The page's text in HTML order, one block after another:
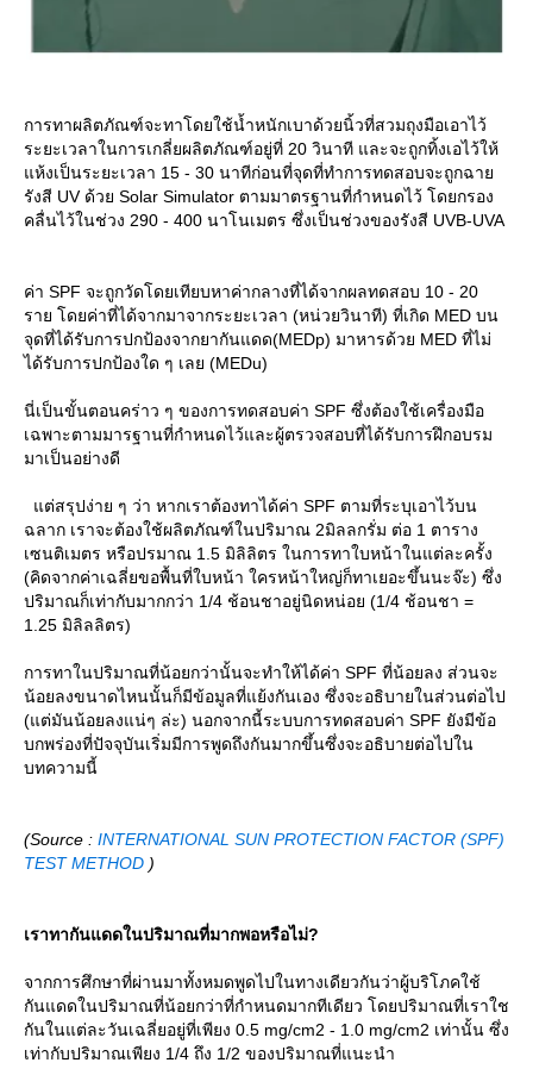
การทาผลิตภัณฑ์จะทาโดยใช้น้ำหนักเบาด้วยนิ้วที่สวมถุงมือเอาไว้
ระยะเวลาในการเกลี่ยผลิตภัณฑ์อยู่ที่ 20 วินาที และจะถูกทิ้งเอไว้ให้
ห้งเป็นระยะเวลา 15 - 30 นาทีก่อนที่จุดที่ทำการทดสอบจะถูกฉา
รังสี UV ด้วย Solar Simulator ตามมาตรฐานที่กำหนดไว้ โดยกรอง
คลื่นไว้ในช่วง 290 - 400 นาโนเมตร ซึ่งเป็นช่วงของรังสี UVB-UVA
ค่า SPF จะถูกวัดโดยเทียบหาค่ากลางที่ได้จากผลทดสอบ 10 - 20
ราย โดยค่าที่ได้จากมาจากระยะเวลา (หน่วยวินาที) ที่เกิด MED บน
จุดที่ได้รับการปกป้องจากยากันแดด(MEDp) มาหารด้วย MED ที่ไม่
ได้รับการปกป้องใด ๆ เลย (MEDu)
นี่เป็นขั้นตอนคร่าว ๆ ของการทดสอบค่า SPF ซึ่งต้องใช้เครื่องมือ
เฉพาะตามมารฐานที่กำหนดไว้และผู้ตรวจสอบที่ได้รับการฝึกอบรม
มาเป็นอย่างดี
ต่สรุปง่าย ๆ ว่า หากเราต้องทาได้ค่า SPF ตามที่ระบุเอาไว้บน
ฉลาก เราจะต้องใช้ผลิตภัณฑ์ในปริมาณ 2มิลลกรั่ม ต่อ 1 ตาราง
เซนติเมตร หรือปรมาณ 1.5 มิลิลิตร ในการทาใบหน้าในแต่ละครั้ง
(คิดจากค่าเฉลี่ยขอพื้นที่ใบหน้า ใครหน้าใหญ่ก็ทาเยอะขึ้นนะจ๊ะ) ซึ่ง
ปริมาณก็เท่ากับมากกว่า 1/4 ช้อนชาอยู่นิดหน่อย (1/4 ช้อนชา =
1.25 มิลิลลิตร)
การทาในปริมาณที่น้อยกว่านั้นจะทำให้ได้ค่า SPF ที่น้อยลง ส่วนจะ
น้อยลงขนาดไหนนั้นก็มีข้อมูลที่แย้งกันเอง ซึ่งจะอธิบายในส่วนต่อไป
(แต่มันน้อยลงแน่ๆ ล่ะ) นอกจากนี้ระบบการทดสอบค่า SPF ยังมีข้อ
บกพร่องที่ปัจจุบันเริ่มมีการพูดถึงกันมากขึ้นซึ่งจะอธิบายต่อไปใน
บทความนี้
(Source : INTERNATIONAL SUN PROTECTION FACTOR (SPF)
TEST METHOD )
เราทากันแดดในปริมาณที่มากพอหรือไม่?
จากการศึกษาที่ผ่านมาทั้งหมดพูดไปในทางเดียวกันว่าผู้บริโภคใช้
กันแดดในปริมาณที่น้อยกว่าที่กำหนดมากทีเดียว โดยปริมาณที่เราใช
กันในแต่ละวันเฉลี่ยอยู่ที่เพียง 0.5 mg/cm2 - 1.0 mg/cm2 เท่านั้น ซึ่ง
เท่ากับปริมาณเพียง 1/4 ถึง 1/2 ของปริมาณที่แนะนำ